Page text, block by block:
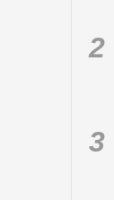
2
3